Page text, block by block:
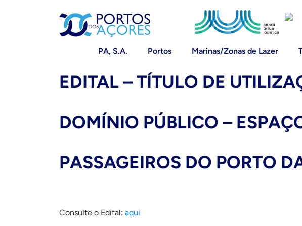
PA, S.A. Portos Marinas/Zonas de Lazer
EDITAL – TÍTULO DE
DOMÍNIO PÚBLICO –
PASSAGEIROS DO PORTO
Consulte o Edital: aqui